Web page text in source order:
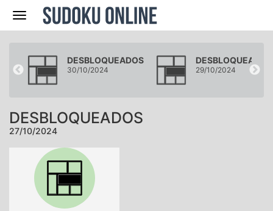
Navegación
DESBLOQUEADOS
30/10/2024
DESBLOQUEADOS
29/10/2024
DESBLOQUEADOS
27/10/2024